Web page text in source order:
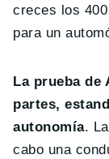
creces los
para un
La prueba
partes,
autonomía.
cabo una